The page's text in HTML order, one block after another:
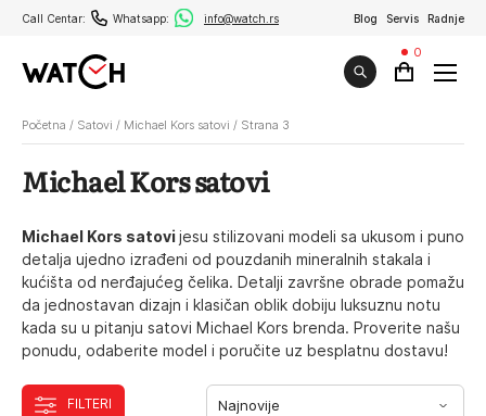
Call Centar: Whatsapp: info@watch.rs Blog Servis Radnje
0
Početna / Satovi / Michael Kors satovi / Strana 3
Michael Kors satovi
Michael Kors satovijesu stilizovani modeli sa ukusom i puno
detalja ujedno izrađeni od pouzdanih mineralnih stakala i
kućišta od nerđajućeg čelika. Detalji završne obrade pomažu
da jednostavan dizajn i klasičan oblik dobiju luksuznu notu
kada su u pitanju satovi Michael Kors brenda. Proverite našu
ponudu, odaberite model i poručite uz besplatnu dostavu!
FILTERI